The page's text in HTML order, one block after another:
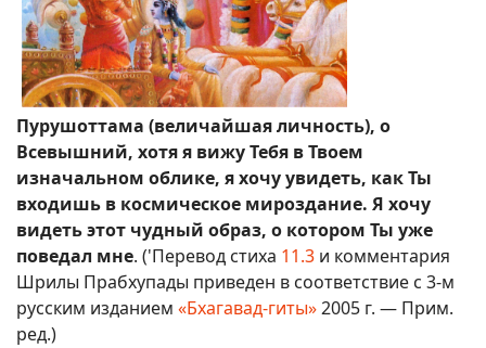
Пурушоттама (величайшая личность), о
Всевышний, хотя я вижу Тебя в Твоем
изначальном облике, я хочу увидеть, как Ты
входишь в космическое мироздание. Я хочу
видеть этот чудный образ, о котором Ты уже
поведал мне. ('Перевод стиха 11.3 и комментария
Шрилы Прабхупады приведен в соответствие с 3-м
русским изданием «Бхагавад-гиты»2005 г. — Прим.
ред.)